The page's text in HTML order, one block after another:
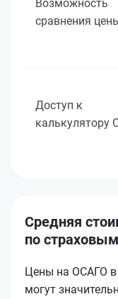
Возможность
сравнения
Доступ к
калькулятору
Средняя
по
Цены на ОСАГО в
могут